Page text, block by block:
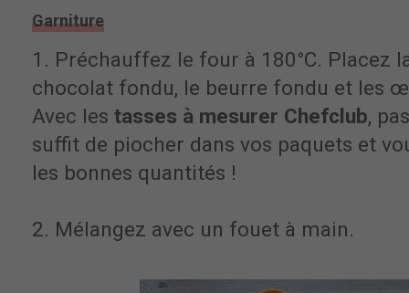
Garniture
1. Préchauffez le four à 180°C. Placez
chocolat fondu, le beurre fondu et les
Avec les tasses à mesurer Chefclub,
suffit de piocher dans vos paquets et
les bonnes quantités !
2. Mélangez avec un fouet à main.